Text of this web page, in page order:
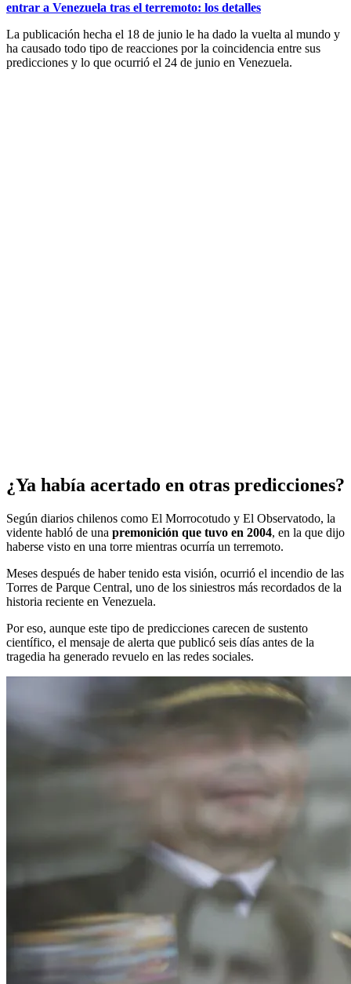
entrar a Venezuela tras el terremoto: los detalles
La publicación hecha el 18 de junio le ha dado la vuelta al mundo y
ha causado todo tipo de reacciones por la coincidencia entre sus
predicciones y lo que ocurrió el 24 de junio en Venezuela.
¿Ya había acertado en otras predicciones?
Según diarios chilenos como El Morrocotudo y El Observatodo, la
vidente habló de una premonición que tuvo en 2004, en la que dijo
haberse visto en una torre mientras ocurría un terremoto.
Meses después de haber tenido esta visión, ocurrió el incendio de las
Torres de Parque Central, uno de los siniestros más recordados de la
historia reciente en Venezuela.
Por eso, aunque este tipo de predicciones carecen de sustento
científico, el mensaje de alerta que publicó seis días antes de la
tragedia ha generado revuelo en las redes sociales.